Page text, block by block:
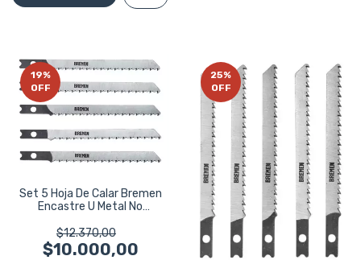
19%
OFF
Set 5 Hoja De Calar Bremen
Encastre U Metal No
$12.370,00
$10.000,00
25%
OFF